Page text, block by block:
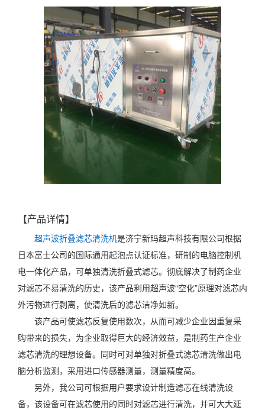
【产品详情】
超声波折叠滤芯清洗机是济宁新玛超声科技有限公司根据
日本富士公司的国际通用起泡点认证标准，研制的电脑控制机
电一体化产品，可单独清洗折叠式滤芯。彻底解决了制药企业
对滤芯不易清洗的历史，该产品利用超声波“空化”原理对滤芯内
外污物进行剥离，使清洗后的滤芯洁净如新。
该产品可使滤芯反复使用数次，从而可减少企业因重复采
购带来的损失，为企业取得巨大的经济效益，是制药生产企业
滤芯清洗的理想设备。同时可对单独对折叠式滤芯清洗做出电
脑分析监测，采用进口传感器测量，测量精度高。
另外，我公司可根据用户要求设计制造滤芯在线清洗设
备，该设备可在滤芯使用的同时对滤芯进行清洗，并可大大延